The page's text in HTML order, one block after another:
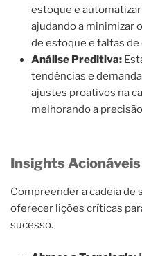
estoque e
ajudando a minimizar
de estoque e faltas
Análise Preditiva:
tendências e
ajustes proativos na
melhorando a
Insights
Compreender a cadeia de
oferecer lições críticas
sucesso.